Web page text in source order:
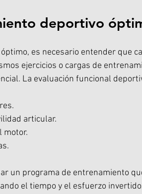
deportivo
es necesario entender que
ejercicios o cargas de
La evaluación funcional
articular.
motor.
un programa de entrenamiento
el tiempo y el esfuerzo